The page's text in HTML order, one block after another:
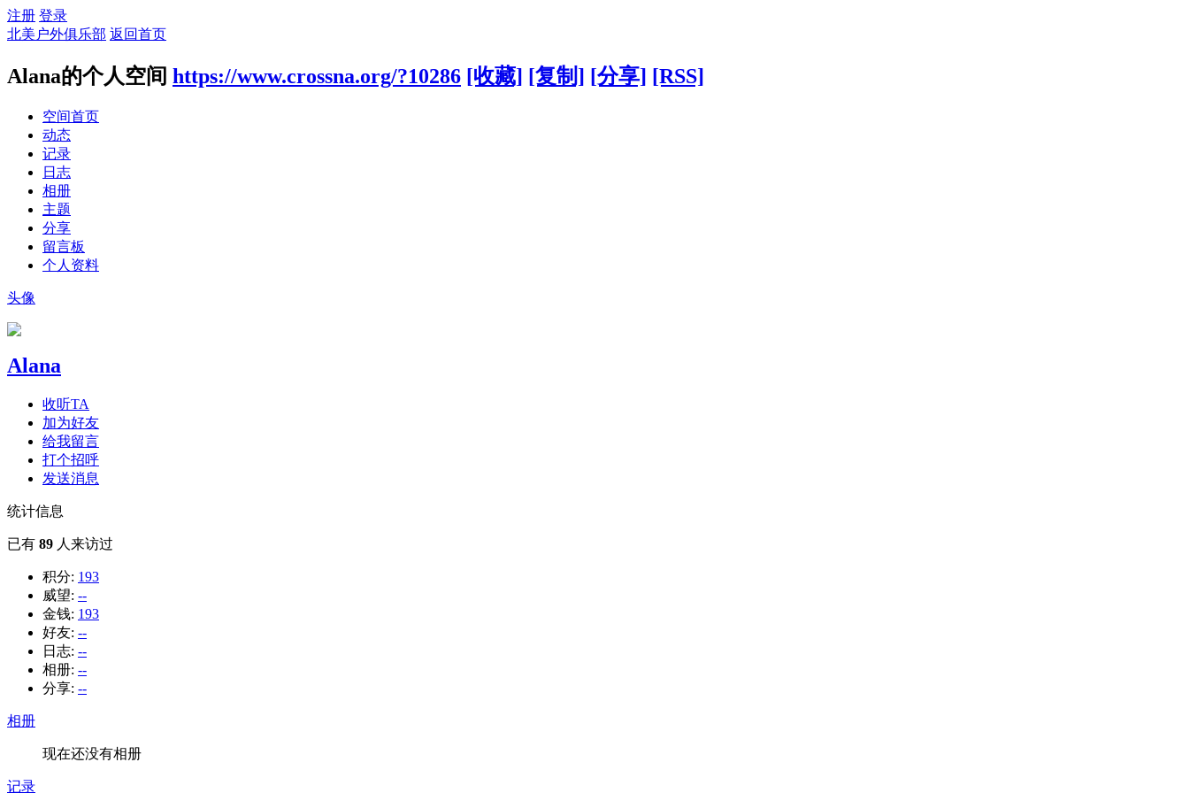
注册 登录
北美户外俱乐部 返回首页
Alana的个人空间 https://www.crossna.org/?10286 [收藏] [复制] [分享] [RSS]
空间首页
动态
记录
日志
相册
主题
分享
留言板
个人资料
头像
Alana
收听TA
加为好友
给我留言
打个招呼
发送消息
统计信息
已有 89 人来访过
积分: 193
威望: --
金钱: 193
好友: --
日志: --
相册: --
分享: --
相册
现在还没有相册
记录